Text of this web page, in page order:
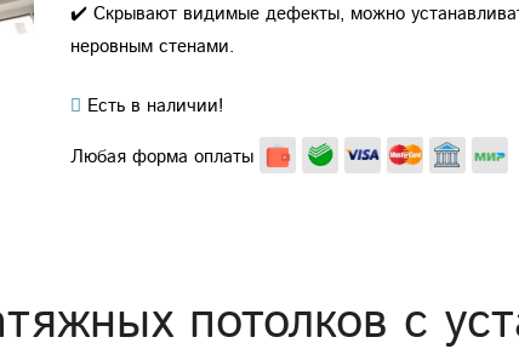
✔️ Скрывают видимые дефекты, можно
неровным стенами.
Есть в наличии!
Любая форма оплаты
потолков с